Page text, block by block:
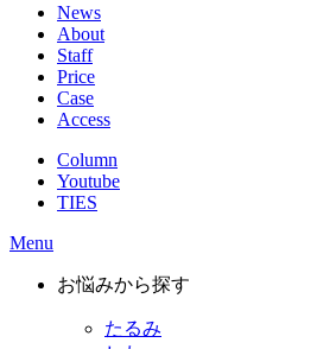
News
About
Staff
Price
Case
Access
Column
Youtube
TIES
Menu
お悩みから探す
たるみ